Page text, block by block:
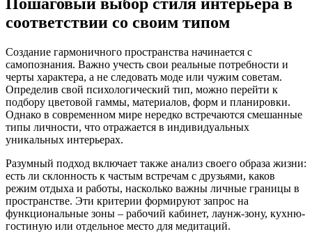
Пошаговый выбор стиля интерьера в
соответствии со своим типом
Создание гармоничного пространства начинается с
самопознания. Важно учесть свои реальные потребности и
черты характера, а не следовать моде или чужим советам.
Определив свой психологический тип, можно перейти к
подбору цветовой гаммы, материалов, форм и планировки.
Однако в современном мире нередко встречаются смешанные
типы личности, что отражается в индивидуальных
уникальных интерьерах.
Разумный подход включает также анализ своего образа жизни:
есть ли склонность к частым встречам с друзьями, каков
режим отдыха и работы, насколько важны личные границы в
пространстве. Эти критерии формируют запрос на
функциональные зоны – рабочий кабинет, лаунж-зону, кухню-
гостиную или отдельное место для медитаций.